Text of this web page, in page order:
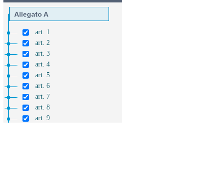
Allegato A
art. 1
art. 2
art. 3
art. 4
art. 5
art. 6
art. 7
art. 8
art. 9